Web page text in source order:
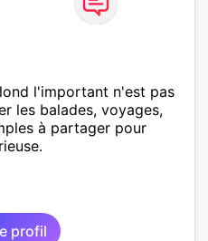
l'important n'est pas
les balades, voyages,
à partager pour
profil